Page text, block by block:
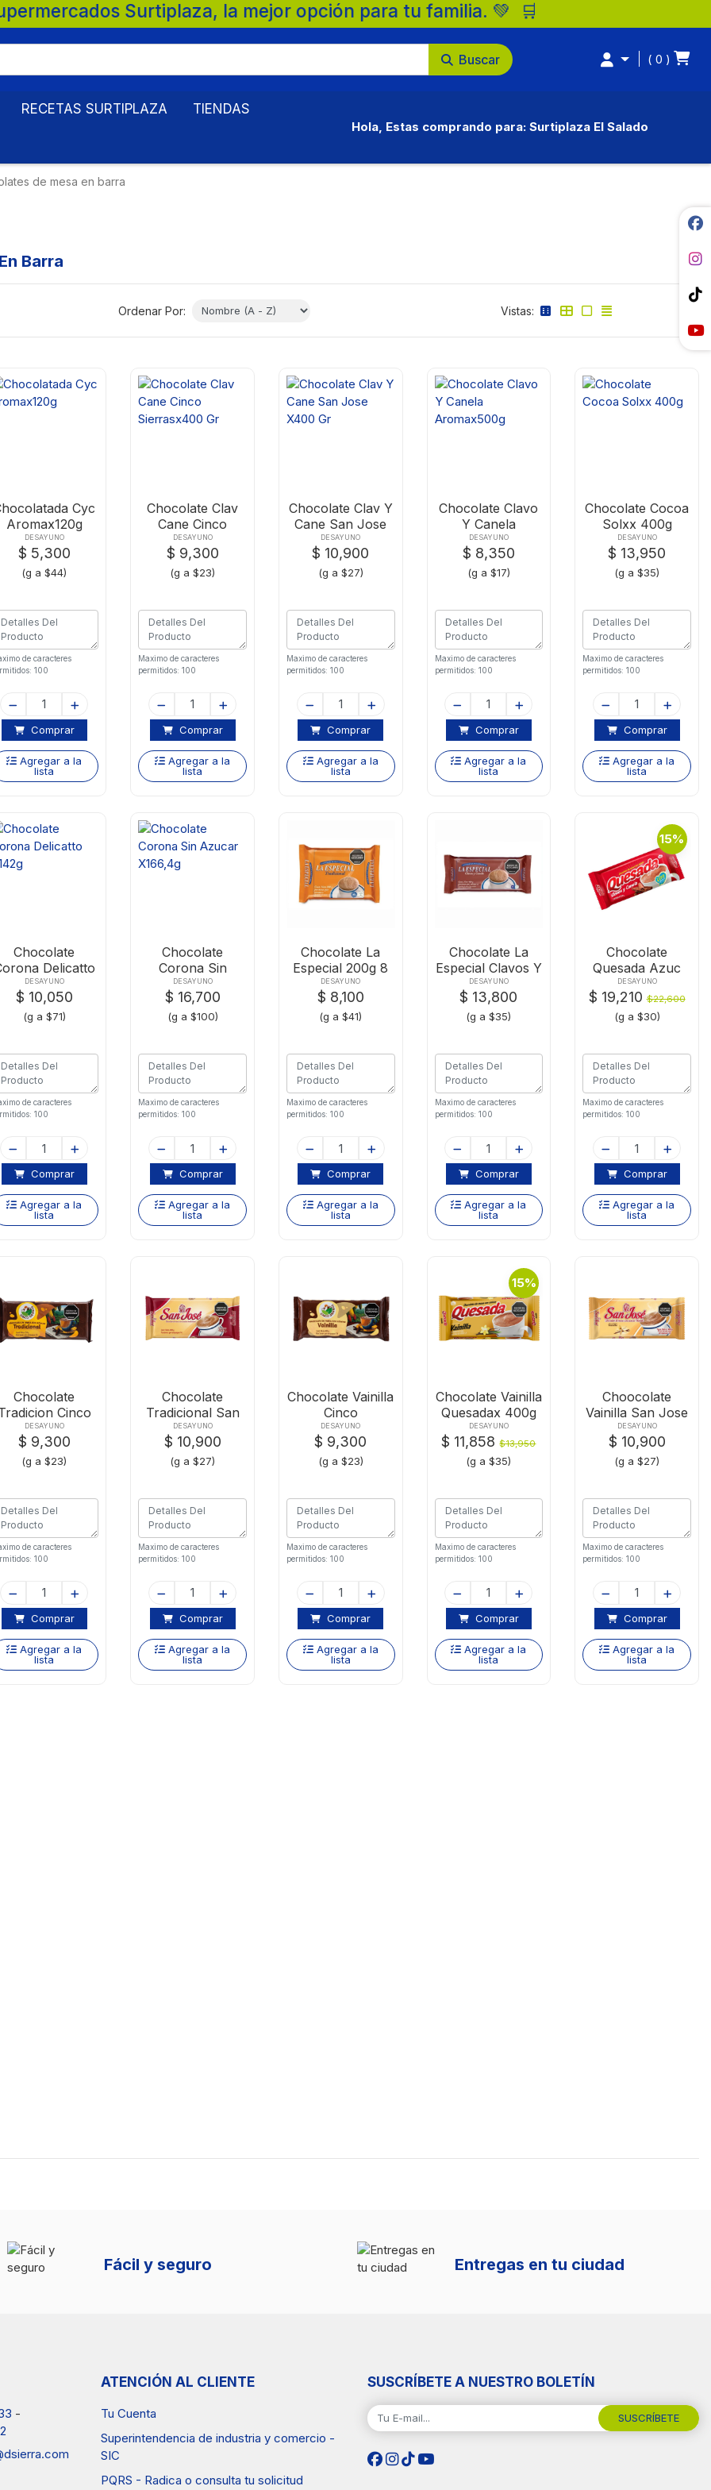
opción para tu familia. 💚 🛒 Supermercados Surtiplaza, la mejor opción
Buscar 0
RECETAS SURTIPLAZA TIENDAS
Hola, Estas comprando para: Surtiplaza El Salado
de mesa en barra
Barra
Ordenar Por: Vistas:
Cyc
Aromax120g
DESAYUNO
$ 5,300
(g a $44)
de caracteres
100
Comprar
Agregar a la
lista
Chocolate Clav
Cane Cinco
Sierrasx400 Gr
DESAYUNO
$ 9,300
(g a $23)
Maximo de caracteres
permitidos: 100
Comprar
Agregar a la
lista
Chocolate Clav Y
Cane San Jose
X400 Gr
DESAYUNO
$ 10,900
(g a $27)
Maximo de caracteres
permitidos: 100
Comprar
Agregar a la
lista
Chocolate Clavo
Y Canela
Aromax500g
DESAYUNO
$ 8,350
(g a $17)
Maximo de caracteres
permitidos: 100
Comprar
Agregar a la
lista
Chocolate Cocoa
Solxx 400g
DESAYUNO
$ 13,950
(g a $35)
Maximo de caracteres
permitidos: 100
Comprar
Agregar a la
lista
Chocolate
Delicatto
X142g
DESAYUNO
$ 10,050
(g a $71)
de caracteres
100
Comprar
Agregar a la
lista
Chocolate
Corona Sin
Azucar X166,4g
DESAYUNO
$ 16,700
(g a $100)
Maximo de caracteres
permitidos: 100
Comprar
Agregar a la
lista
Chocolate La
Especial 200g 8
Pastillas
DESAYUNO
$ 8,100
(g a $41)
Maximo de caracteres
permitidos: 100
Comprar
Agregar a la
lista
Chocolate La
Especial Clavos Y
Canela 400g
DESAYUNO
$ 13,800
(g a $35)
Maximo de caracteres
permitidos: 100
Comprar
Agregar a la
lista
15%
Chocolate
Quesada Azuc
Clavos Canela
X750g
DESAYUNO
$ 19,210$22,600
(g a $30)
Maximo de caracteres
permitidos: 100
Comprar
Agregar a la
lista
Chocolate
Cinco
Sierrasx400 Gr
DESAYUNO
$ 9,300
(g a $23)
de caracteres
100
Comprar
Agregar a la
lista
Chocolate
Tradicional San
Jose X400 Gr
DESAYUNO
$ 10,900
(g a $27)
Maximo de caracteres
permitidos: 100
Comprar
Agregar a la
lista
Chocolate Vainilla
Cinco
Sierrasx400 Gr
DESAYUNO
$ 9,300
(g a $23)
Maximo de caracteres
permitidos: 100
Comprar
Agregar a la
lista
15%
Chocolate Vainilla
Quesadax 400g
DESAYUNO
$ 11,858$13,950
(g a $35)
Maximo de caracteres
permitidos: 100
Comprar
Agregar a la
lista
Choocolate
Vainilla San Jose
X400 Gr
DESAYUNO
$ 10,900
(g a $27)
Maximo de caracteres
permitidos: 100
Comprar
Agregar a la
lista
Fácil y seguro Entregas en tu ciudad
-
ATENCIÓN AL CLIENTE
Tu Cuenta
Superintendencia de industria y comercio -
SIC
PQRS - Radica o consulta tu solicitud
SUSCRÍBETE A NUESTRO BOLETÍN
SUSCRÍBETE